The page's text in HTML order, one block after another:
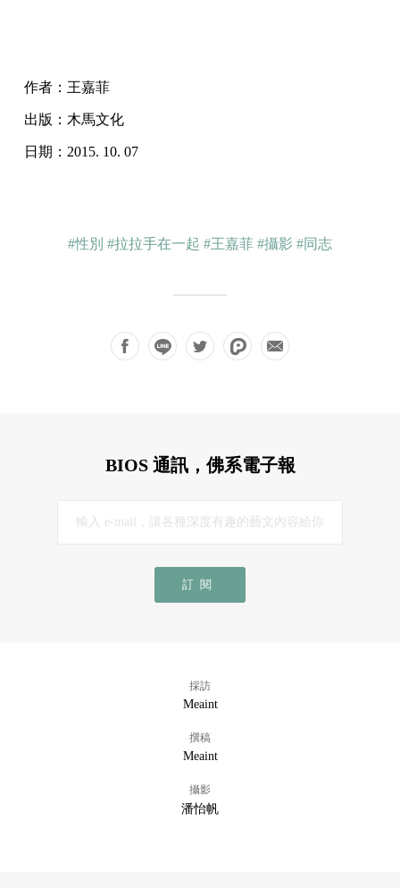
作者：王嘉菲
出版：木馬文化
日期：2015. 10. 07
#性別 #拉拉手在一起 #王嘉菲 #攝影 #同志
BIOS 通訊，佛系電子報
訂閱
採訪
Meaint
撰稿
Meaint
攝影
潘怡帆